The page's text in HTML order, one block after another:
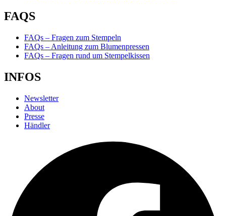
FAQS
FAQs – Fragen zum Stempeln
FAQs – Anleitung zum Blumenpressen
FAQs – Fragen rund um Stempelkissen
INFOS
Newsletter
About
Presse
Händler